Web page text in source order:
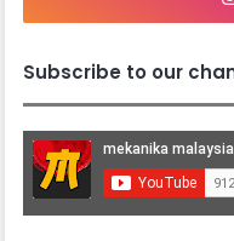
Subscribe to our